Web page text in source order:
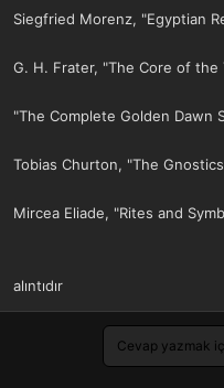
Siegfried Morenz, "Egyptian
G. H. Frater, "The Core of the
"The Complete Golden Dawn
Tobias Churton, "The
Mircea Eliade, "Rites and
alıntıdır
Cevap yazmak